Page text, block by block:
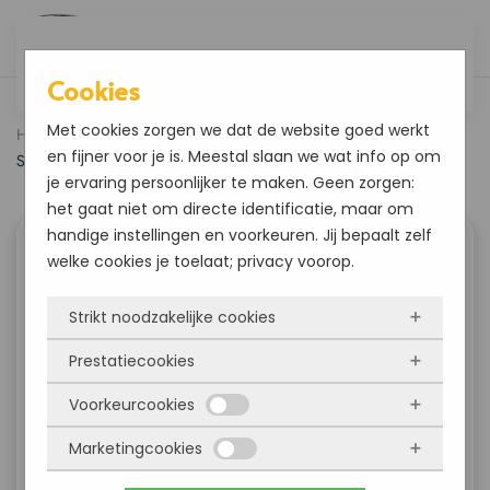
Home Blogs en instructievideo’s Blog
Hoe gebruik je Mer
Superwas?
Hoe gebruik je Mer Superwas?
Cookies
Met cookies zorgen we dat de website goed werkt
en fijner voor je is. Meestal slaan we wat info op om
je ervaring persoonlijker te maken. Geen zorgen:
het gaat niet om directe identificatie, maar om
handige instellingen en voorkeuren. Jij bepaalt zelf
welke cookies je toelaat; privacy voorop.
Strikt noodzakelijke cookies
Deze cookies zorgen ervoor dat de website
überhaupt werkt. Ze zijn dus altijd actief en
kunnen niet worden uitgezet. Meestal worden
ze alleen geplaatst als jij iets doet, zoals
inloggen, een formulier invullen of je
Prestatiecookies
Met deze cookies zien we hoe vaak onze site
bezocht wordt, waar bezoekers vandaan
komen en welke pagina’s populair zijn. Zo
Voorkeurcookies
Deze cookies onthouden jouw voorkeuren.
Marketingcookies